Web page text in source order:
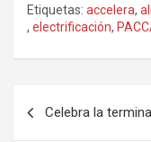
Etiquetas: accelera,
, electrificación,
Celebra la